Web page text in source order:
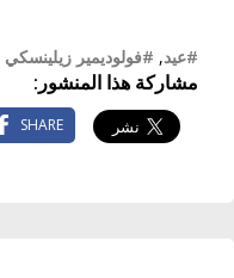
#عيد, #فولوديمير زيلينسكي
مشاركة هذا المنشور:
SHARE